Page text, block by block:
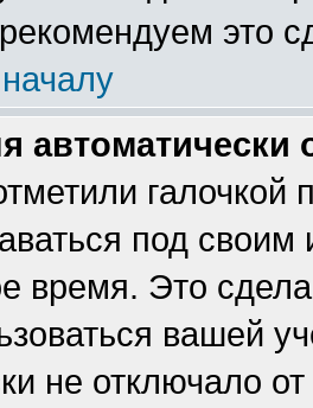
это
автоматически
галочкой
под
время. Это
вашей
не отключало